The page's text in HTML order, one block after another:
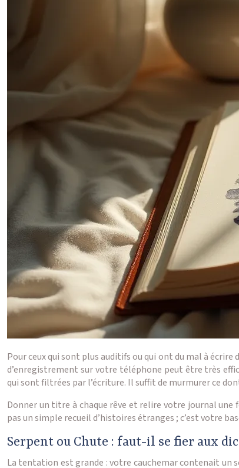
Pour ceux qui sont plus auditifs ou qui ont du mal à
d’enregistrement sur votre téléphone peut être très
qui sont filtrées par l’écriture. Il suffit de murmurer ce
Donner un titre à chaque rêve et relire votre journal une
pas un simple recueil d’histoires étranges ; c’est votre
Serpent ou Chute : faut-il se fier aux
La tentation est grande : votre cauchemar contenait un